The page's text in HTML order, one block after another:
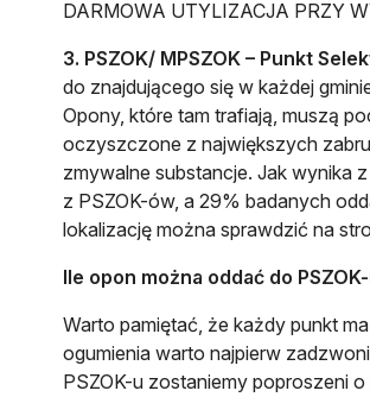
DARMOWA UTYLIZACJA PRZY
3. PSZOK/ MPSZOK – Punkt
do znajdującego się w każdej
Opony, które tam trafiają, muszą
oczyszczone z największych
zmywalne substancje. Jak wynika
z PSZOK-ów, a 29% badanych
lokalizację można sprawdzić na
Ile opon można oddać do
Warto pamiętać, że każdy punkt
ogumienia warto najpierw
PSZOK-u zostaniemy poproszeni